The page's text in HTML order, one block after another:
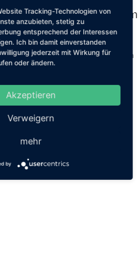
Die besten Tipps um fit im
zu sein
|Feb. 5, 2026|Lifestyle
von uns das Highlight des ganzen
aus dem Alltag und den eigenen vier
MEHR LESEN
Tracking-Technologien von
anzubieten, stetig zu
entsprechend der Interessen
Ich bin damit einverstanden
jederzeit mit Wirkung für
oder ändern.
Akzeptieren
Verweigern
mehr
by